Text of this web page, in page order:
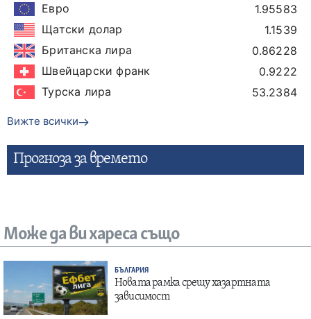
Евро
1.95583
Щатски долар
1.1539
Британска лира
0.86228
Швейцарски франк
0.9222
Турска лира
53.2384
Вижте всички
Прогнозa за времето
Може да ви хареса също
БЪЛГАРИЯ
Новата рамка срещу хазартната
зависимост